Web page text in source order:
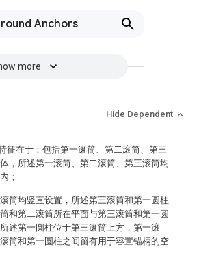
Anchors
more
Hide Dependent
征在于：包括第一滚筒、第二滚筒、第三
，所述第一滚筒、第二滚筒、第三滚筒均
；
筒均竖直设置，所述第三滚筒和第一圆柱
和第二滚筒所在平面与第三滚筒和第一圆
述第一圆柱位于第三滚筒上方，第一滚
筒和第一圆柱之间留有用于容置锚柄的空